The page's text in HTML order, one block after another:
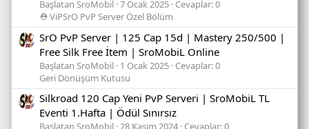
Başlatan SroMobil 7 Ocak 2025 Cevaplar: 0
⛑️ ViPSrO PvP Server Özel Bölüm
SrO PvP Server | 125 Cap 15d | Mastery 250/500 |
Free Silk Free İtem | SroMobiL Online
Başlatan SroMobil 1 Ocak 2025 Cevaplar: 0
Geri Dönüşüm Kutusu
Silkroad 120 Cap Yeni PvP Serveri | SroMobiL TL
Eventi 1.Hafta | Ödül Sınırsız
Başlatan SroMobil 28 Kasım 2024 Cevaplar: 0